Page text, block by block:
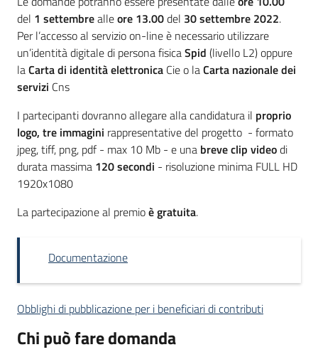
del 1 settembrealleore 13.00del 30 settembre 2022.
Per l’accesso al servizio on-line è necessario utilizzare
un’identità digitale di persona fisicaSpid (livello L2) oppure
laCarta di identità elettronica Cie o laCarta nazionale dei
servizi Cns
I partecipanti dovranno allegare alla candidatura il proprio
logo, tre immagini rappresentative del progetto - formato
jpeg, tiff, png, pdf - max 10 Mb - e una breve clip videodi
durata massima 120 secondi - risoluzione minima FULL HD
1920x1080
La partecipazione al premioè gratuita.
Documentazione
Obblighi di pubblicazione per i beneficiari di contributi
Chi può fare domanda